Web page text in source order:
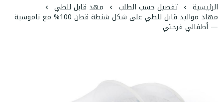
الرئيسية تفصيل حسب الطلب مهد قابل للطي
مهاد مواليد قابل للطي على شكل شنطة قطن 100% مع ناموسية
— أطفالي فرحتي